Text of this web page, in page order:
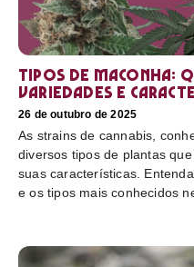
Tipos de maconha:
variedades e
26 de outubro de 2025
As strains de cannabis,
diversos tipos de plantas
suas características.
e os tipos mais conhecidos